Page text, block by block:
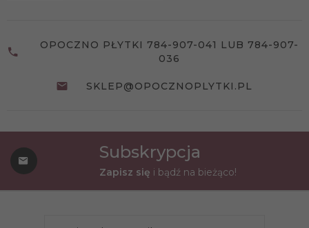
OPOCZNO PŁYTKI 784-907-041 LUB 784-907-
036
SKLEP@OPOCZNOPLYTKI.PL
Subskrypcja
Zapisz się i bądź na bieżąco!